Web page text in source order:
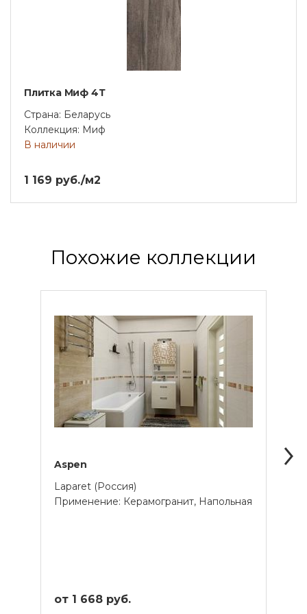
Плитка Миф 4Т
Страна: Беларусь
Коллекция: Миф
В наличии
1 169 руб./м2
Похожие коллекции
Aspen
Laparet (Россия)
Применение: Керамогранит, Напольная
от 1 668 руб.
Envy